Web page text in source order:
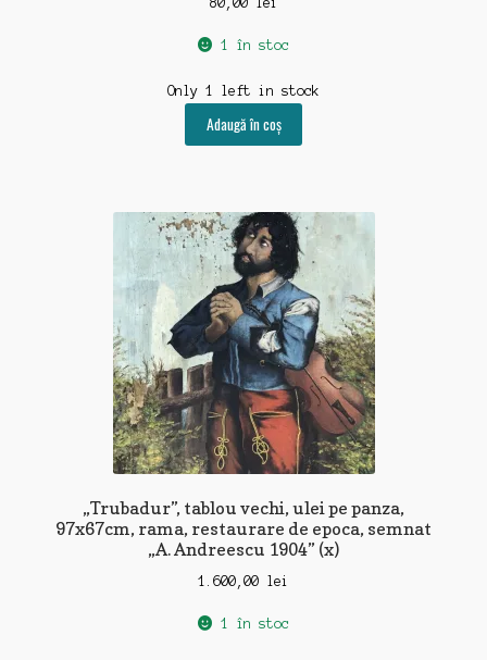
80,00 lei
1 în stoc
Only 1 left in stock
Adaugă în coș
„Trubadur”, tablou vechi, ulei pe panza,
97x67cm, rama, restaurare de epoca, semnat
„A. Andreescu 1904” (x)
1.600,00 lei
1 în stoc